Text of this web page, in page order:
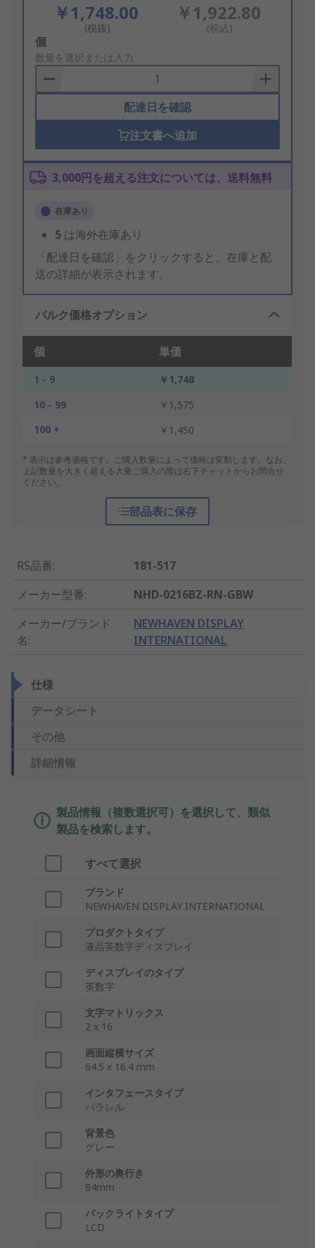
￥1,748.00
(税抜)
￥1,922.80
(税込)
Add
to
Basket
個
数量を選択または入力
配達日を確認
注文書へ追加
3,000円を超える注文については、送料無料
在庫あり
5 は海外在庫あり
「配達日を確認」をクリックすると、在庫と配
送の詳細が表示されます。
バルク価格オプション
個 単価
1 - 9
￥1,748
10 - 99
￥1,575
100 +
￥1,450
* 表示は参考価格です。ご購入数量によって価格は変動します。なお、
上記数量を大きく超える大量ご購入の際は右下チャットからお問合せ
ください。
部品表に保存
RS品番:
181-517
メーカー型番:
NHD-0216BZ-RN-GBW
メーカー/ブランド
名:
NEWHAVEN DISPLAY
INTERNATIONAL
仕様
データシート
その他
詳細情報
製品情報（複数選択可）を選択して、類似
製品を検索します。
すべて選択
ブランド
NEWHAVEN DISPLAY INTERNATIONAL
プロダクトタイプ
液晶英数字ディスプレイ
ディスプレイのタイプ
英数字
文字マトリックス
2 x 16
画面縦横サイズ
64.5 x 16.4 mm
インタフェースタイプ
パラレル
背景色
グレー
外形の奥行き
84mm
バックライトタイプ
LCD